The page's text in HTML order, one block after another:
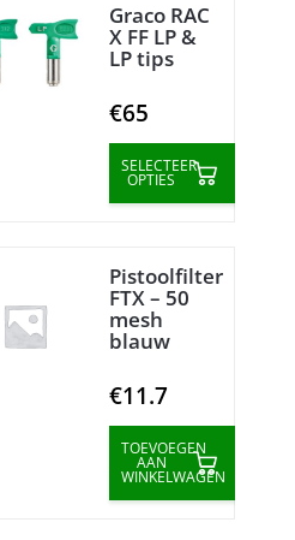
Graco RAC
X FF LP &
LP tips
€65
SELECTEER
OPTIES
Pistoolfilter
FTX – 50
mesh
blauw
€11.7
TOEVOEGEN
AAN
WINKELWAGEN